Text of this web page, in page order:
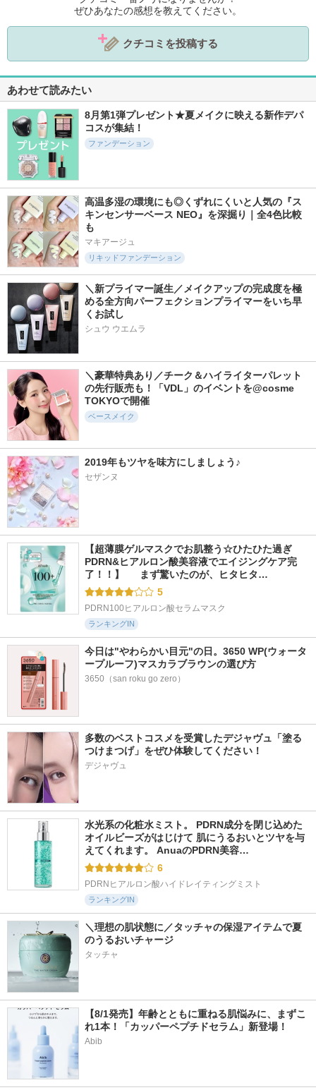
ぜひあなたの感想を教えてください。
クチコミを投稿する
あわせて読みたい
8月第1弾プレゼント★夏メイクに映える新作デパ
コスが集結！
ファンデーション
高温多湿の環境にも◎くずれにくいと人気の『ス
キンセンサーベース NEO』を深掘り｜全4色比較
も
マキアージュ
リキッドファンデーション
＼新プライマー誕生／メイクアップの完成度を極
める全方向パーフェクションプライマーをいち早
くお試し
シュウ ウエムラ
＼豪華特典あり／チーク＆ハイライターパレット
の先行販売も！「VDL」のイベントを@cosme
TOKYOで開催
ベースメイク
2019年もツヤを味方にしましょう♪
セザンヌ
【超薄膜ゲルマスクでお肌整う☆ひたひた過ぎ
PDRN&ヒアルロン酸美容液でエイジングケア完
了！！】  　まず驚いたのが、ヒタヒタ…
5
PDRN100ヒアルロン酸セラムマスク
ランキングIN
今日は"やわらかい目元"の日。3650 WP(ウォータ
ープルーフ)マスカラブラウンの選び方
3650（san roku go zero）
多数のベストコスメを受賞したデジャヴュ「塗る
つけまつげ」をぜひ体験してください！
デジャヴュ
水光系の化粧水ミスト。 PDRN成分を閉じ込めた
オイルビーズがはじけて 肌にうるおいとツヤを与
えてくれます。 AnuaのPDRN美容…
6
PDRNヒアルロン酸ハイドレイティングミスト
ランキングIN
＼理想の肌状態に／タッチャの保湿アイテムで夏
のうるおいチャージ
タッチャ
【8/1発売】年齢とともに重ねる肌悩みに、まずこ
れ1本！「カッパーペプチドセラム」新登場！
Abib